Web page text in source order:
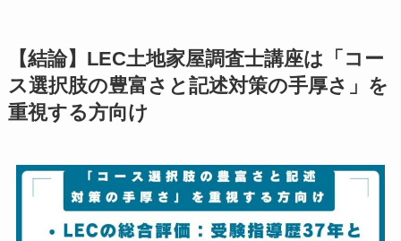
【結論】LEC土地家屋調査士講座は「コー
ス選択肢の豊富さと記述対策の手厚さ」を
重視する方向け